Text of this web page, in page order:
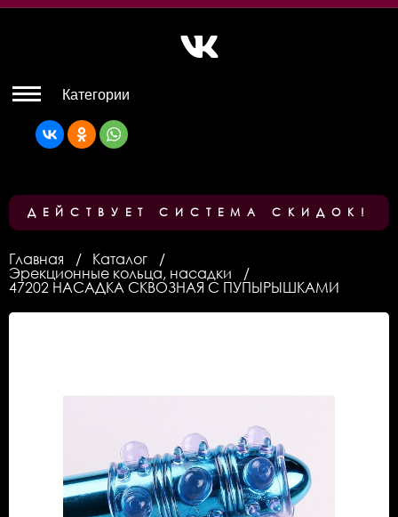
Категории
ДЕЙСТВУЕТ СИСТЕМА СКИДОК!
Главная
Каталог
Эрекционные кольца, насадки
47202 НАСАДКА СКВОЗНАЯ С ПУПЫРЫШКАМИ